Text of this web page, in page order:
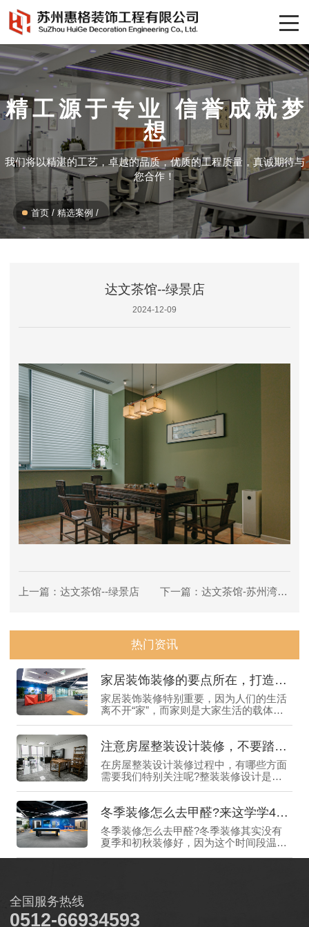
精工源于专业 信誉成就梦
想
我们将以精湛的工艺，卓越的品质，优质的工程质量，真诚期待与
您合作！
首页/ 精选案例 /
达文茶馆--绿景店
2024-12-09
上一篇：达文茶馆--绿景店 下一篇：达文茶馆-苏州湾中心广场店
热门资讯
家居装饰装修的要点所在，打造舒适生活的关键
家居装饰装修特别重要，因为人们的生活
离不开“家”，而家则是大家生活的载体，
行家居装饰装修就显得尤为重要了，为了
帮助大家更好地理解和应用家居装修装饰
的相关知识，下面惠格装饰就来给大家仔
细介绍一下。
注意房屋整装设计装修，不要踏进“雷区”
在房屋整装设计装修过程中，有哪些方面
需要我们特别关注呢?整装装修设计是全
馨港湾，每一个细节都可能影响到我们的
生活质量，所以如果选择房屋整装设计装
修的话，需要提前了解一些细节与要点，
那么下面惠格装饰就来给大家介绍一下。
冬季装修怎么去甲醛?来这学学4个好窍门
冬季装修怎么去甲醛?冬季装修其实没有
夏季和初秋装修好，因为这个时间段温度
较高，更有利于室内甲醛的挥发，而冬季
下面惠格装饰就来给大家介绍一下。
全国服务热线
0512-66934593